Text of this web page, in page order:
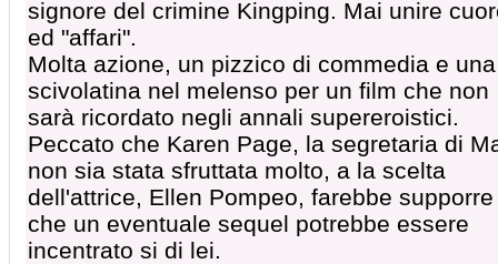
signore del crimine Kingping. Mai unire
ed "affari".
Molta azione, un pizzico di commedia e una
scivolatina nel melenso per un film che non
sarà ricordato negli annali supereroistici.
Peccato che Karen Page, la segretaria di
non sia stata sfruttata molto, a la scelta
dell'attrice, Ellen Pompeo, farebbe supporre
che un eventuale sequel potrebbe essere
incentrato si di lei.